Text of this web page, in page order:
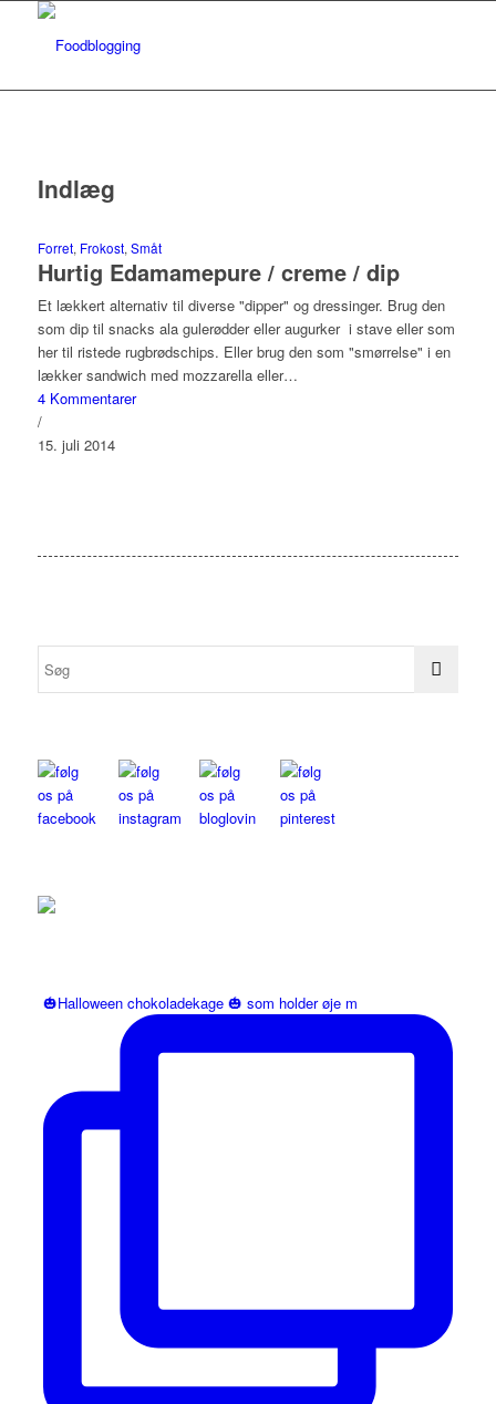
Indlæg
Forret, Frokost, Småt
Hurtig Edamamepure / creme / dip
Et lækkert alternativ til diverse "dipper" og dressinger. Brug den
som dip til snacks ala gulerødder eller augurker i stave eller som
her til ristede rugbrødschips. Eller brug den som "smørrelse" i en
lækker sandwich med mozzarella eller…
4 Kommentarer
/
15. juli 2014
🎃Halloween chokoladekage 🎃 som holder øje m